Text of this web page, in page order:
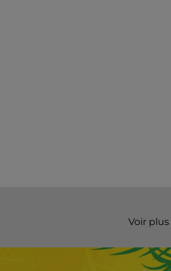
Voir plus